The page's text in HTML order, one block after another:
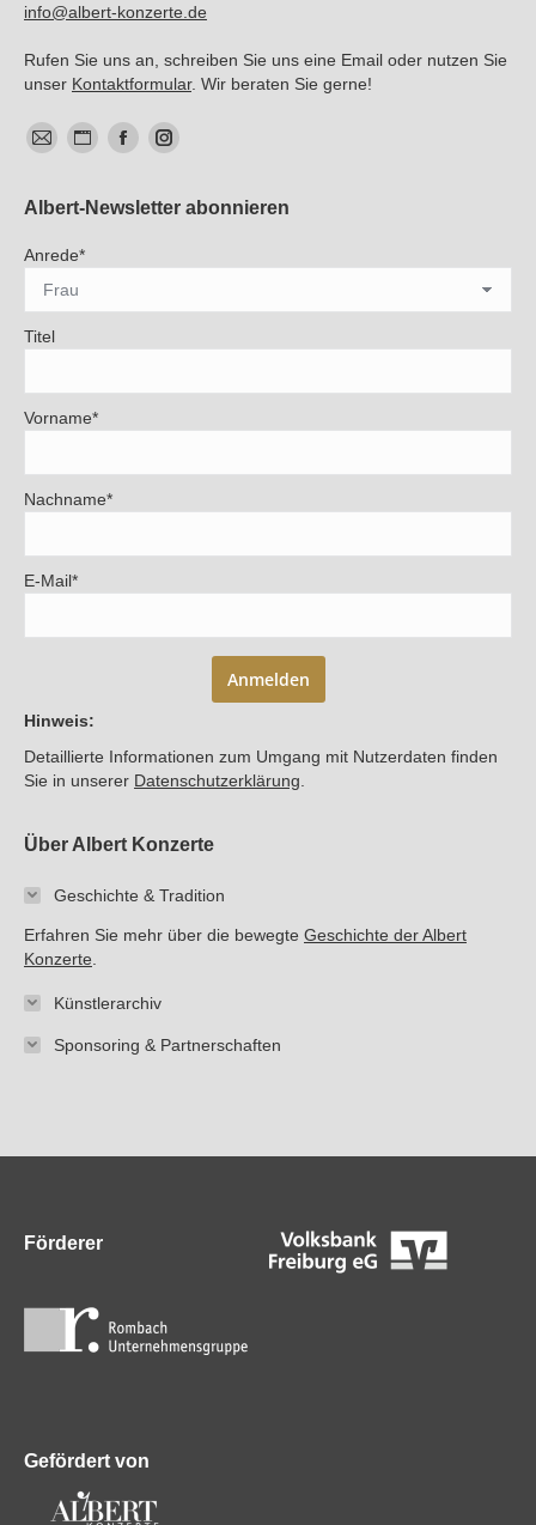
info@albert-konzerte.de
Rufen Sie uns an, schreiben Sie uns eine Email oder nutzen Sie
unser Kontaktformular. Wir beraten Sie gerne!
E-
WebsiteFacebookInstagram
Albert-Newsletter abonnieren
Anrede*
Titel
Vorname*
Nachname*
E-Mail*
Anmelden
Hinweis:
Detaillierte Informationen zum Umgang mit Nutzerdaten finden
Sie in unserer Datenschutzerklärung
Über Albert Konzerte
Geschichte & Tradition
Erfahren Sie mehr über die bewegte Geschichte der Albert
Konzerte
Künstlerarchiv
Sponsoring & Partnerschaften
Förderer
Gefördert von